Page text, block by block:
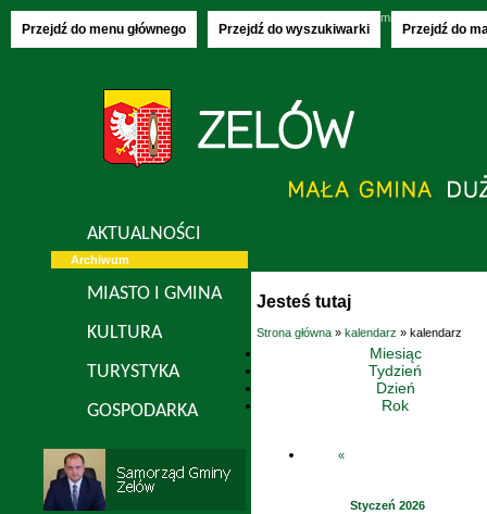
Przejdź do menu głównego Przejdź do wyszukiwarki Przejdź do
imieniny:
AKTUALNOŚCI
Archiwum
MIASTO I GMINA
KULTURA
TURYSTYKA
GOSPODARKA
Jesteś tutaj
Strona główna » kalendarz » kalendarz
Miesiąc
Tydzień
Dzień
Rok
«
Styczeń 2026